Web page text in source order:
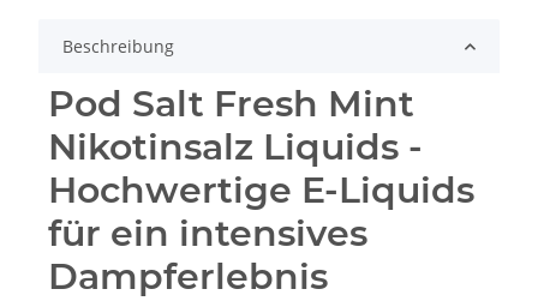
Beschreibung
Pod Salt Fresh Mint
Nikotinsalz Liquids -
Hochwertige E-Liquids
für ein intensives
Dampferlebnis